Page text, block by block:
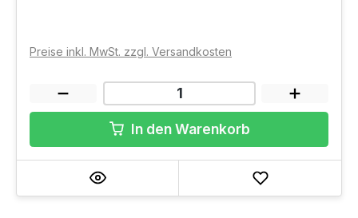
Preise inkl. MwSt. zzgl. Versandkosten
In den Warenkorb